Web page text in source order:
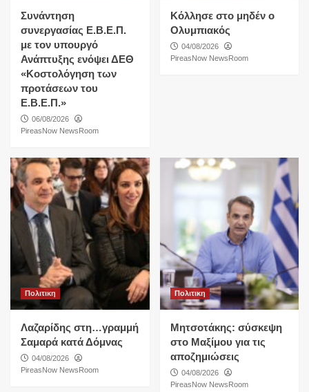
Συνάντηση
συνεργασίας Ε.Β.Ε.Π.
με τον υπουργό
Ανάπτυξης ενόψει ΔΕΘ
«Κοστολόγηση των
προτάσεων του
Ε.Β.Ε.Π.»
06/08/2026
PireasNow NewsRoom
Κόλλησε στο μηδέν ο
Ολυμπιακός
04/08/2026
PireasNow NewsRoom
Πολιτικη
Λαζαρίδης στη…γραμμή
Σαμαρά κατά Δόμνας
04/08/2026
PireasNow NewsRoom
Πολιτικη
Μητσοτάκης: σύσκεψη
στο Μαξίμου για τις
αποζημιώσεις
04/08/2026
PireasNow NewsRoom